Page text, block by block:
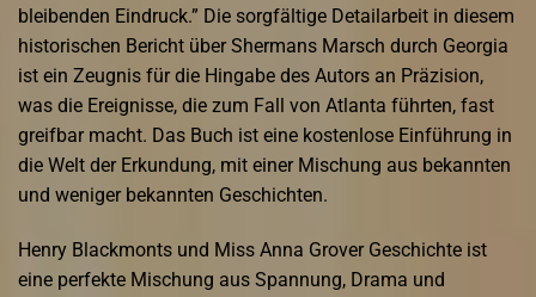
bleibenden Eindruck.” Die sorgfältige Detailarbeit in diesem
historischen Bericht über Shermans Marsch durch Georgia
ist ein Zeugnis für die Hingabe des Autors an Präzision,
was die Ereignisse, die zum Fall von Atlanta führten, fast
greifbar macht. Das Buch ist eine kostenlose Einführung in
die Welt der Erkundung, mit einer Mischung aus bekannten
und weniger bekannten Geschichten.
Henry Blackmonts und Miss Anna Grover Geschichte ist
eine perfekte Mischung aus Spannung, Drama und